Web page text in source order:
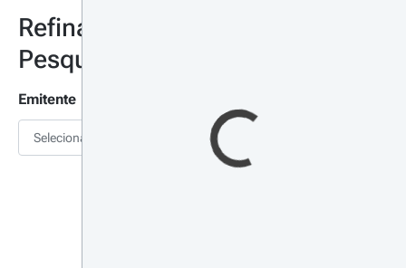
Refinar
Pesquisa
Emitente
Selecionar